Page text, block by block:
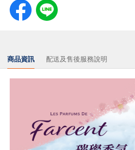
商品資訊 配送及售後服務說明